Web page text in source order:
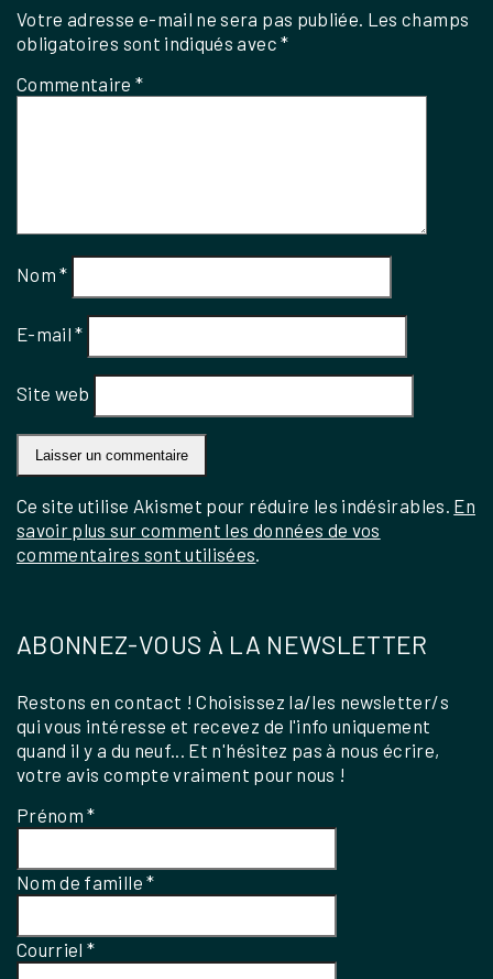
Votre adresse e-mail ne sera pas publiée. Les champs
obligatoires sont indiqués avec*
Commentaire*
Nom*
E-mail*
Site web
Ce site utilise Akismet pour réduire les indésirables. En
savoir plus sur comment les données de vos
commentaires sont utilisées
ABONNEZ-VOUS À LA NEWSLETTER
Restons en contact ! Choisissez la/les newsletter/s
qui vous intéresse et recevez de l'info uniquement
quand il y a du neuf... Et n'hésitez pas à nous écrire,
votre avis compte vraiment pour nous !
Prénom*
Nom de famille*
Courriel*